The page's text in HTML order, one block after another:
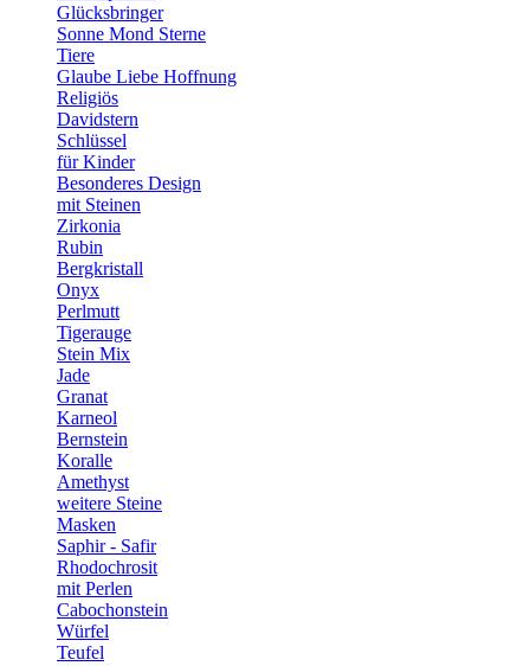
Glücksbringer
Sonne Mond Sterne
Tiere
Glaube Liebe Hoffnung
Religiös
Davidstern
Schlüssel
für Kinder
Besonderes Design
mit Steinen
Zirkonia
Rubin
Bergkristall
Onyx
Perlmutt
Tigerauge
Stein Mix
Jade
Granat
Karneol
Bernstein
Koralle
Amethyst
weitere Steine
Masken
Saphir - Safir
Rhodochrosit
mit Perlen
Cabochonstein
Würfel
Teufel